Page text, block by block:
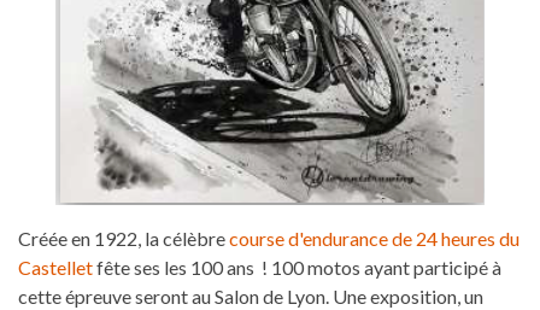
Créée en 1922, la célèbrecourse d'endurance de 24 heures du
Castelletfête ses les 100 ans ! 100 motos ayant participé à
cette épreuve seront au Salon de Lyon. Une exposition, un